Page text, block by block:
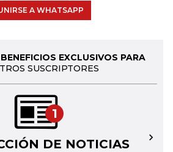
A WHATSAPP
EXCLUSIVOS PARA
SUSCRIPTORES
1
DE NOTICIAS →